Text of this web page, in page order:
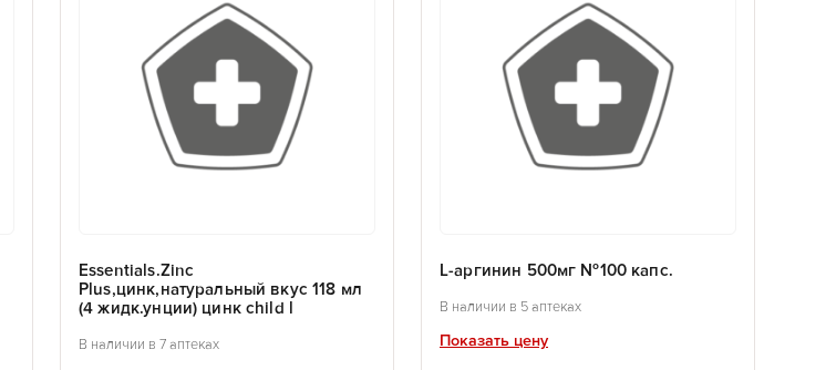
Essentials.Zinc
Plus,цинк,натуральный вкус 118 мл
(4 жидк.унции) цинк child l
В наличии в 7 аптеках
L-аргинин 500мг №100 капс.
В наличии в 5 аптеках
Показать цену